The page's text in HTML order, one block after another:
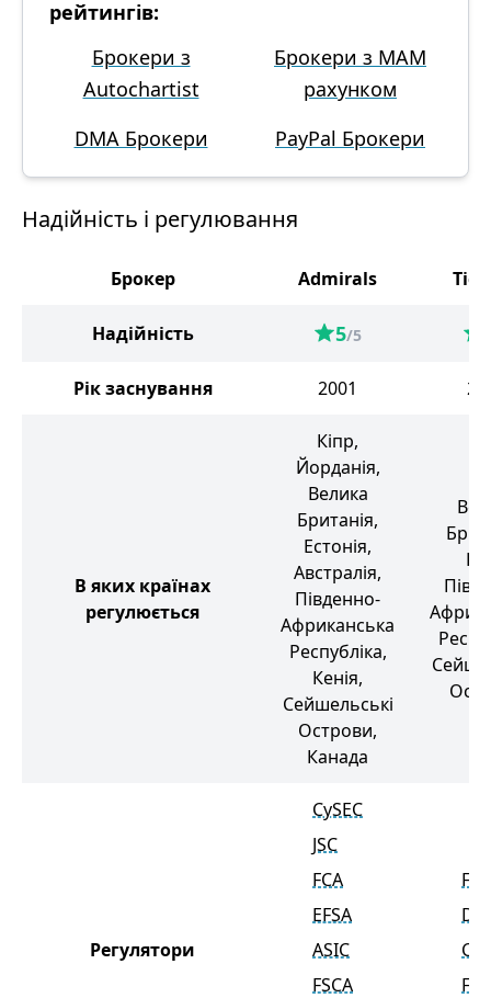
рейтингів:
Брокери з
Autochartist
Брокери з MAM
рахунком
DMA Брокери
PayPal Брокери
Надійність і регулювання
Брокер Admirals
Надійність 5/5
Рік заснування 2001
В яких країнах
регулюється
Кіпр,
Йорданія,
Велика
Британія,
Естонія,
Австралія,
Південно-
Африканська
Республіка,
Кенія,
Сейшельські
Острови,
Канада
Регулятори
CySEC
JSC
FCA
EFSA
ASIC
FSCA
FCA